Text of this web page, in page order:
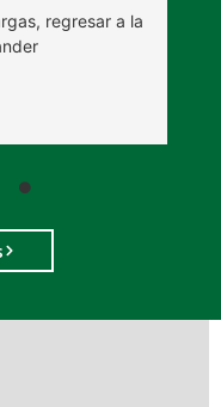
regresar a la